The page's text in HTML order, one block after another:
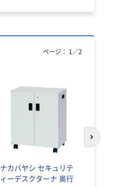
ナカバヤシ セキュリテ
ィーデスクターナ 奥行
ページ： 1 ／2
次のスライド